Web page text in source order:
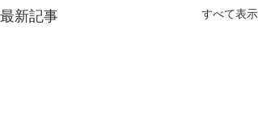
最新記事 すべて表示